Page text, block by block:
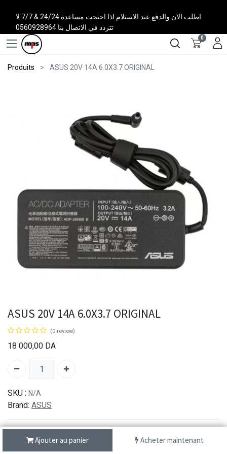
اطلب الان والدفع عند الاستلام اذا احتجت مساعدة 24/24 & 7/7 لا
تتردد في الاتصال بنا 0560928964
0
Produits ASUS 20V 14A 6.0X3.7 ORIGINAL
Ajouter au panier Acheter maintenant
ASUS 20V 14A 6.0X3.7 ORIGINAL
(0 review)
18 000,00 DA
SKU : N/A
Brand: ASUS
شحن سريع من 1 الى 3 ايام